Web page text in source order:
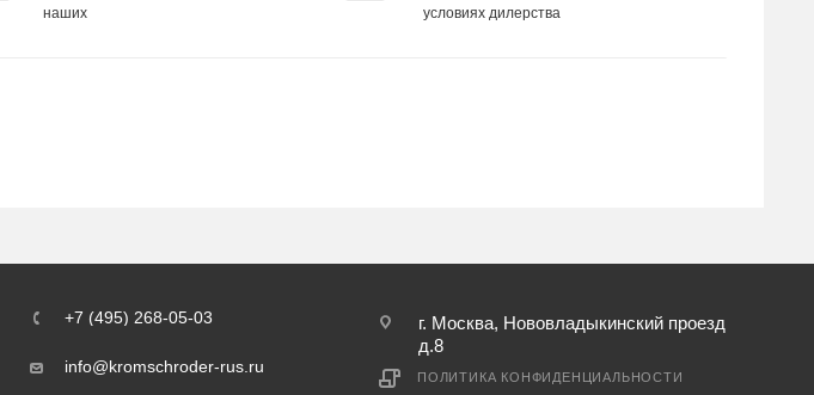
наших
условиях дилерства
+7 (495) 268-05-03
info@kromschroder-rus.ru
г. Москва, Нововладыкинский проезд
д.8
ПОЛИТИКА КОНФИДЕНЦИАЛЬНОСТИ